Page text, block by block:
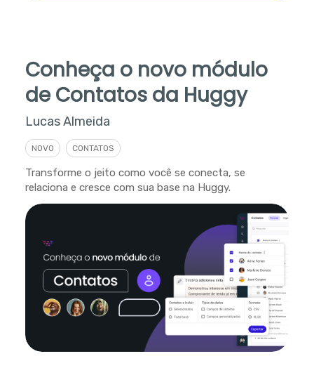
Conheça o novo módulo
de Contatos da Huggy
Lucas Almeida
NOVO CONTATOS
Transforme o jeito como você se conecta, se
relaciona e cresce com sua base na Huggy.